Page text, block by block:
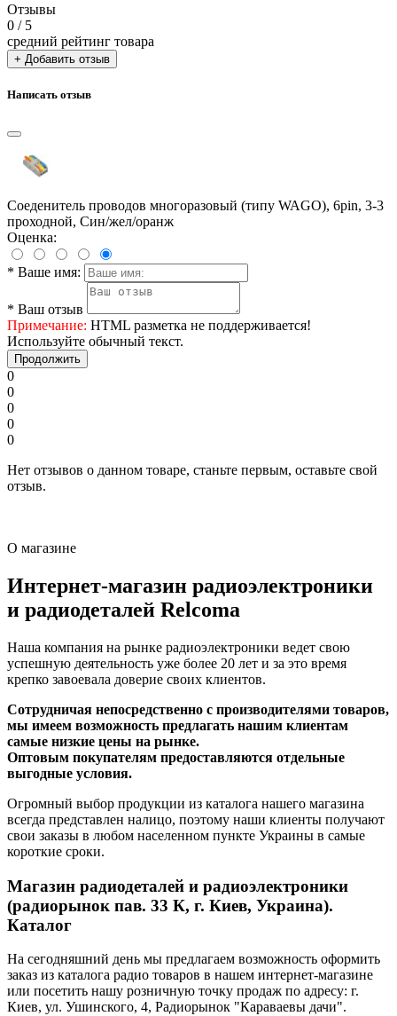
Отзывы
0 / 5
средний рейтинг товара
+ Добавить отзыв
Написать отзыв
Соеденитель проводов многоразовый (типу WAGO), 6pin, 3-3
проходной, Син/жел/оранж
Оценка:
* Ваше имя:
* Ваш отзыв
Примечание: HTML разметка не поддерживается!
Используйте обычный текст.
Продолжить
0
0
0
0
0
Нет отзывов о данном товаре, станьте первым, оставьте свой
отзыв.
О магазине
Интернет-магазин радиоэлектроники
и радиодеталей Relcoma
Наша компания на рынке радиоэлектроники ведет свою
успешную деятельность уже более 20 лет и за это время
крепко завоевала доверие своих клиентов.
Сотрудничая непосредственно с производителями товаров,
мы имеем возможность предлагать нашим клиентам
самые низкие цены на рынке.
Оптовым покупателям предоставляются отдельные
выгодные условия.
Огромный выбор продукции из каталога нашего магазина
всегда представлен налицо, поэтому наши клиенты получают
свои заказы в любом населенном пункте Украины в самые
короткие сроки.
Магазин радиодеталей и радиоэлектроники
(радиорынок пав. 33 К, г. Киев, Украина).
Каталог
На сегодняшний день мы предлагаем возможность оформить
заказ из каталога радио товаров в нашем интернет-магазине
или посетить нашу розничную точку продаж по адресу: г.
Киев, ул. Ушинского, 4, Радиорынок "Караваевы дачи".